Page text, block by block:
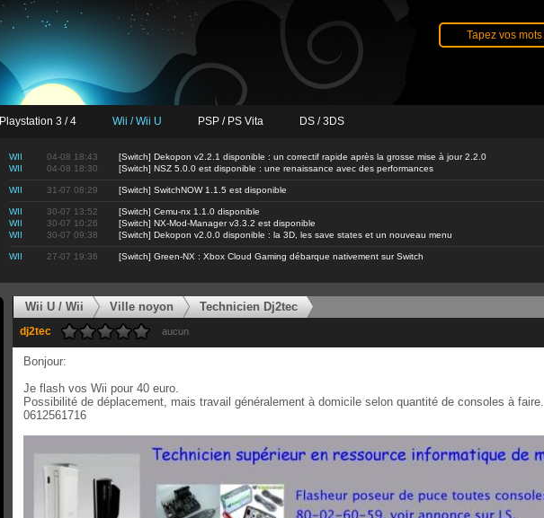
Playstation 3 / 4 Wii / Wii U PSP / PS Vita DS / 3DS
WII 04-08 18:43
[Switch] Dekopon v2.2.1 disponible : un correctif rapide après la grosse mise à jour 2.2.0
WII
04-08 18:30 [Switch] NSZ 5.0.0 est disponible : une renaissance avec des performances
WII 31-07 08:29 [Switch] SwitchNOW 1.1.5 est disponible
WII 30-07 13:52
[Switch] Cemu-nx 1.1.0 disponible
WII
30-07 10:26
[Switch] NX-Mod-Manager v3.3.2 est disponible
WII
30-07 09:38 [Switch] Dekopon v2.0.0 disponible : la 3D, les save states et un nouveau menu
WII 27-07 19:36 [Switch] Green-NX : Xbox Cloud Gaming débarque nativement sur Switch
Wii U / Wii Ville noyon Technicien Dj2tec
dj2tec aucun
Bonjour:
Je flash vos Wii pour 40 euro.
Possibilité de déplacement, mais travail généralement à domicile selon quantité de consoles à faire.
0612561716